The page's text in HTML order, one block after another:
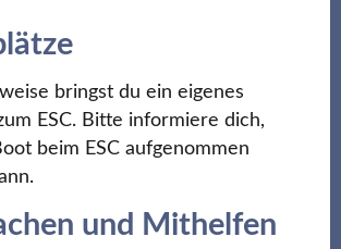
bringst du ein eigenes
ESC. Bitte informiere dich,
beim ESC aufgenommen
und Mithelfen